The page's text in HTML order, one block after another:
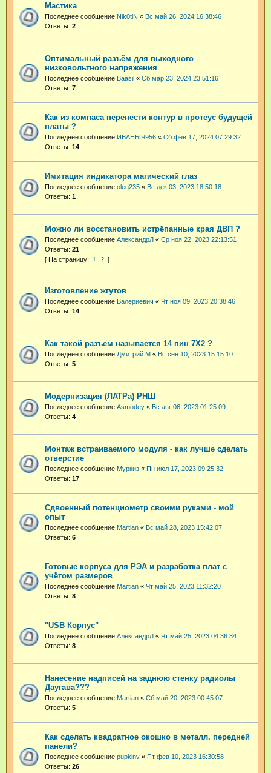
Мастика
Последнее сообщение Nik0tiN « Вс май 26, 2024 16:38:46
Ответы: 2
Оптимальный разъём для выходного
низковольтного напряжения
Последнее сообщение Baasil « Сб мар 23, 2024 23:51:16
Ответы: 7
Как из компаса перенести контур в протеус будущей
платы ?
Последнее сообщение ИВАНЫЧ956 « Сб фев 17, 2024 07:29:32
Ответы: 14
Имитация индикатора магический глаз
Последнее сообщение oleg235 « Вс дек 03, 2023 18:50:18
Ответы: 1
Можно ли восстановить истрёпанные края ДВП ?
Последнее сообщение АлександрЛ « Ср ноя 22, 2023 22:13:51
Ответы: 21
1 2
Изготовление жгутов
Последнее сообщение Валериевич « Чт ноя 09, 2023 20:38:46
Ответы: 14
Как такой разъем называется 14 пин 7Х2 ?
Последнее сообщение Дмитрий М « Вс сен 10, 2023 15:15:10
Ответы: 5
Модернизация (ЛАТРа) РНШ
Последнее сообщение Asmodey « Вс авг 06, 2023 01:25:09
Ответы: 4
Монтаж встраиваемого модуля - как лучше сделать
отверстие
Последнее сообщение Муркиз « Пн июл 17, 2023 09:25:32
Ответы: 17
Сдвоенный потенциометр своими руками - мой
опыт
Последнее сообщение Martian « Вс май 28, 2023 15:42:07
Ответы: 6
Готовые корпуса для РЭА и разработка плат с
учётом размеров
Последнее сообщение Martian « Чт май 25, 2023 11:32:20
Ответы: 8
"USB Корпус"
Последнее сообщение АлександрЛ « Чт май 25, 2023 04:36:34
Ответы: 8
Нанесение надписей на заднюю стенку радиолы
Даугава???
Последнее сообщение Martian « Сб май 20, 2023 00:45:07
Ответы: 5
Как сделать квадратное окошко в металл. передней
панели?
Последнее сообщение pupkinv « Пт фев 10, 2023 16:30:58
Ответы: 26